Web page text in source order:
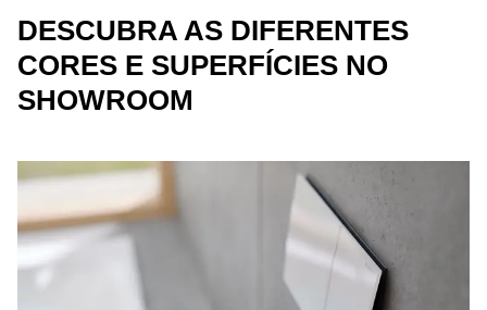
DESCUBRA AS DIFERENTES
CORES E SUPERFÍCIES NO
SHOWROOM